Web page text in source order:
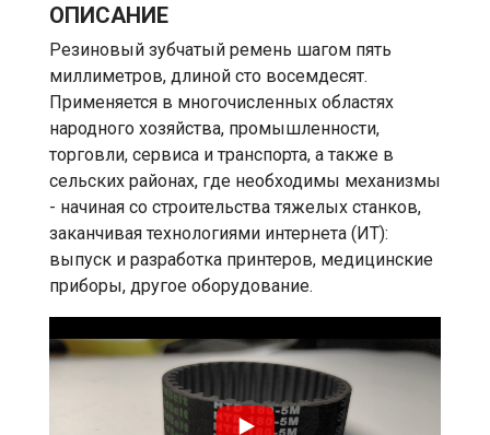
ОПИСАНИЕ
Резиновый зубчатый ремень шагом пять
миллиметров, длиной сто восемдесят.
Применяется в многочисленных областях
народного хозяйства, промышленности,
торговли, сервиса и транспорта, а также в
сельских районах, где необходимы механизмы
- начиная со строительства тяжелых станков,
заканчивая технологиями интернета (ИТ):
выпуск и разработка принтеров, медицинские
приборы, другое оборудование.